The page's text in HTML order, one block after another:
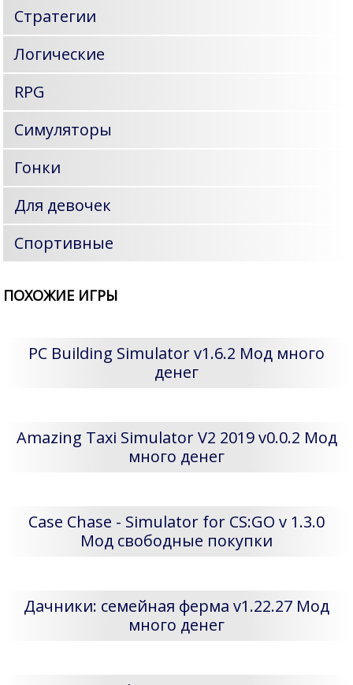
Стратегии
Логические
RPG
Симуляторы
Гонки
Для девочек
Спортивные
ПОХОЖИЕ ИГРЫ
PC Building Simulator v1.6.2 Мод много
денег
Amazing Taxi Simulator V2 2019 v0.0.2 Мод
много денег
Case Chase - Simulator for CS:GO v 1.3.0
Мод свободные покупки
Дачники: семейная ферма v1.22.27 Мод
много денег